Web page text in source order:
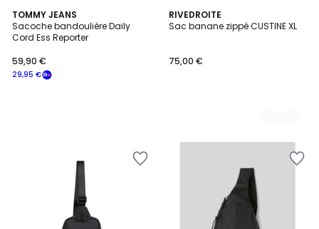
TOMMY JEANS
Sacoche bandoulière Daily
Cord Ess Reporter
29,95 €
59,90 €
RIVEDROITE
Sac banane zippé CUSTINE XL
75,00 €
4
Couleurs